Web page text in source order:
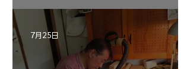
7月25日